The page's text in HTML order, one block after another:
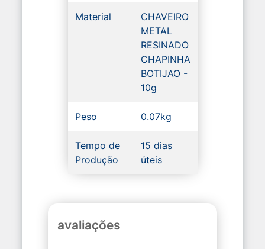
Material
CHAVEIRO
METAL
RESINADO
CHAPINHA
BOTIJAO -
10g
Peso 0.07kg
Tempo de
Produção
15 dias
úteis
avaliações